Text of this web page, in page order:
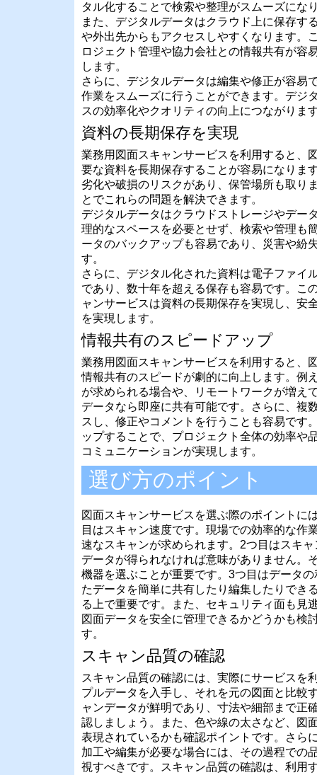
タル化することで検索や整理がスムーズにな
また、デジタルデータはクラウド上に保存す
や外出先からもアクセスしやすくなります。
ロジェクト管理や協力会社との情報共有が容
します。
さらに、デジタルデータは編集や修正が容易
作業をスムーズに行うことができます。デジ
スの効率化やクオリティの向上につながりま
資料の長期保存を実現
業務用図面スキャンサービスを利用すると、
要な資料を長期保存することが容易になりま
劣化や破損のリスクがあり、保管場所も取り
とでこれらの問題を解決できます。
デジタルデータはクラウドストレージやデー
理的なスペースを必要とせず、検索や管理も
ータのバックアップも容易であり、災害や紛
す。
さらに、デジタル化された資料は電子ファイ
であり、数十年を超える保存も容易です。こ
ャンサービスは資料の長期保存を実現し、安
を実現します。
情報共有のスピードアップ
業務用図面スキャンサービスを利用すると、
情報共有のスピードが劇的に向上します。例
が求められる場合や、リモートワークが増え
データなら即座に共有可能です。さらに、複
スし、修正やコメントを行うことも容易です
ップすることで、プロジェクト全体の効率や
コミュニケーションが実現します。
選び方のポイント
図面スキャンサービスを選ぶ際のポイントに
目はスキャン速度です。現場での効率的な作
速なスキャンが求められます。2つ目はスキ
データが得られなければ意味がありません。
機器を選ぶことが重要です。3つ目はデータ
たデータを簡単に共有したり編集したりでき
る上で重要です。また、セキュリティ面も見
図面データを安全に管理できるかどうかも検
す。
スキャン品質の確認
スキャン品質の確認には、実際にサービスを
プルデータを入手し、それを元の図面と比較
ャンデータが鮮明であり、寸法や細部まで正
認しましょう。また、色や線の太さなど、図
表現されているかも確認ポイントです。さら
加工や編集が必要な場合には、その過程での
視すべきです。スキャン品質の確認は、利用